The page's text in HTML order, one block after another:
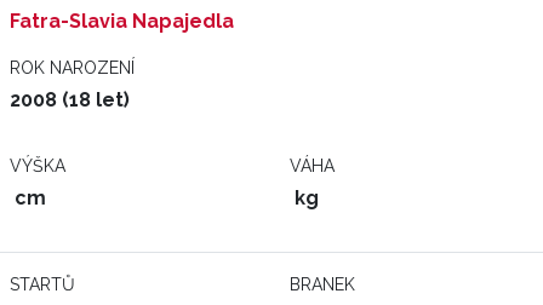
Fatra-Slavia Napajedla
ROK NAROZENÍ
2008 (18 let)
VÝŠKA
cm
VÁHA
kg
STARTŮ BRANEK